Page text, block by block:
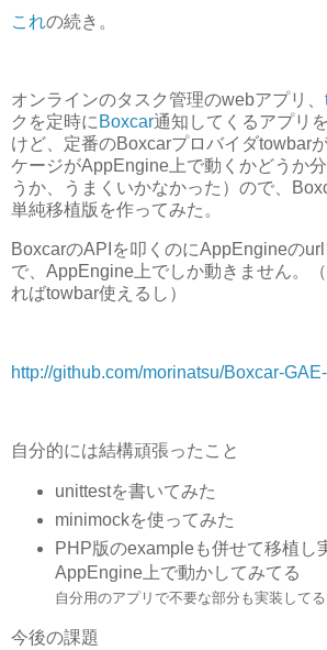
これの続き。
オンラインのタスク管理のwebアプリ、
クを定時に Boxcar通知してくるアプリ
けど、定番のBoxcarプロバイダtowbar
ケージがAppEngine上で動くかどうか
うか、うまくいかなかった）ので、
単純移植版を作ってみた。
BoxcarのAPIを叩くのにAppEngineの
で、AppEngine上でしか動きません。
ればtowbar使えるし）
http://github.com/morinatsu/Boxcar-
自分的には結構頑張ったこと
unittestを書いてみた
minimockを使ってみた
PHP版のexampleも併せて移植し
AppEngine上で動かしてみてる
自分用のアプリで不要な部分も実装してる
今後の課題